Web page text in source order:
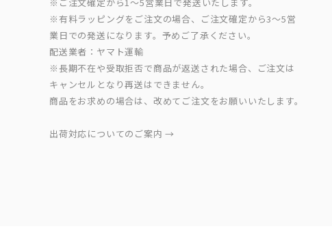
※有料ラッピングをご注文の場合、ご注文確定から3～5営
業日での発送になります。予めご了承ください。
配送業者：ヤマト運輸
※長期不在や受取拒否で商品が返送された場合、ご注文は
キャンセルとなり再送はできません。
商品をお求めの場合は、改めてご注文をお願いいたします。
出荷対応についてのご案内 →